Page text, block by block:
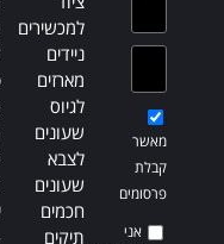
מאשר
קבלת
פרסומים
אני
למכשירים
ניידים
מארזים
לגיוס
שעונים
לצבא
שעונים
חכמים
תיקים